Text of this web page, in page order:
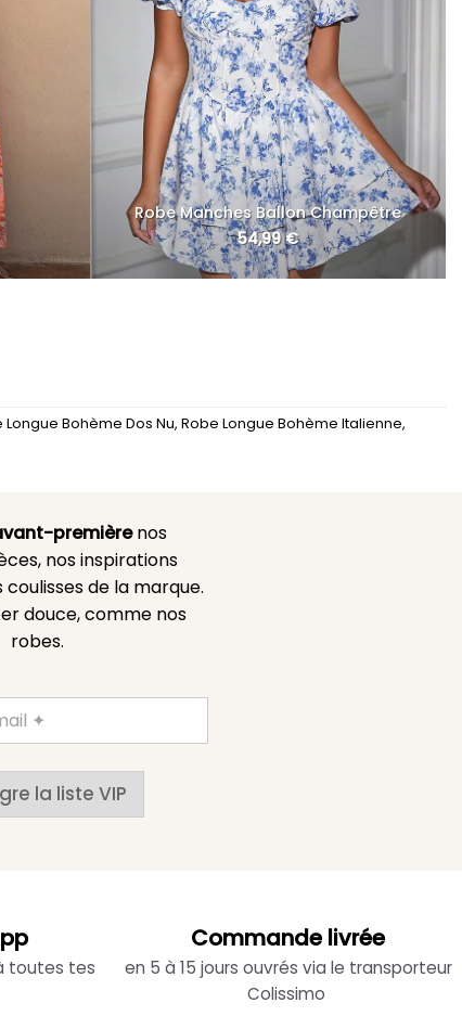
Robe Manches Ballon Champêtre
54,99€
Longue Bohème Dos Nu, Robe Longue Bohème Italienne,
premièrenos
nos inspirations
de la marque.
douce, comme nos
robes.
la liste VIP
toutes tes
Commande livrée
en 5 à 15 jours ouvrés via le transporteur
Colissimo